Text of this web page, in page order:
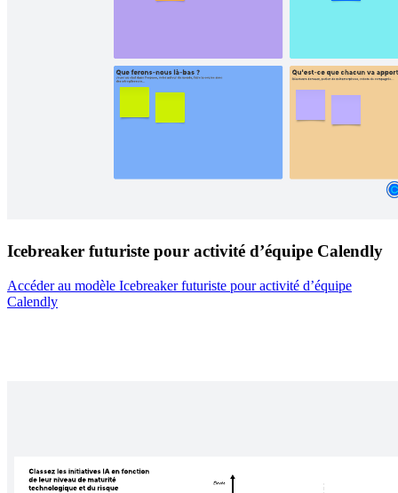
Icebreaker futuriste pour activité d’équipe Calendly
Accéder au modèle Icebreaker futuriste pour activité d’équipe
Calendly